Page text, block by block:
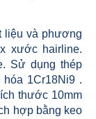
liệu và phương
xước hairline.
Sử dụng thép
1Cr18Ni9 .
thước 10mm
hợp bằng keo